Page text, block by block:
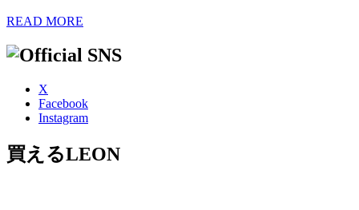
READ MORE
X
Facebook
Instagram
買えるLEON